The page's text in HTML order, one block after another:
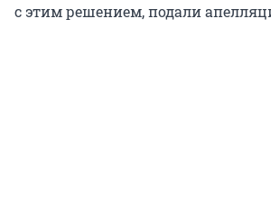
с этим решением, подали